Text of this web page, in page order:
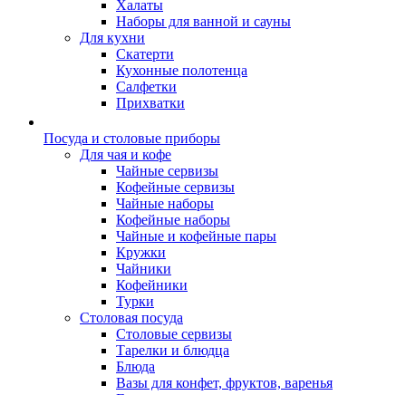
Халаты
Наборы для ванной и сауны
Для кухни
Скатерти
Кухонные полотенца
Салфетки
Прихватки
Посуда и столовые приборы
Для чая и кофе
Чайные сервизы
Кофейные сервизы
Чайные наборы
Кофейные наборы
Чайные и кофейные пары
Кружки
Чайники
Кофейники
Турки
Столовая посуда
Столовые сервизы
Тарелки и блюдца
Блюда
Вазы для конфет, фруктов, варенья